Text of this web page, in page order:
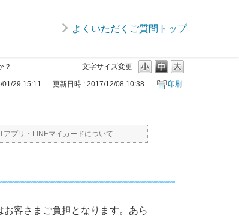
よくいただくご質問トップ
文字サイズ変更
？
01/29 15:11 更新日時 : 2017/12/08 10:38 印刷
アプリ・LINEマイカードについて
客さまご負担となります。あら